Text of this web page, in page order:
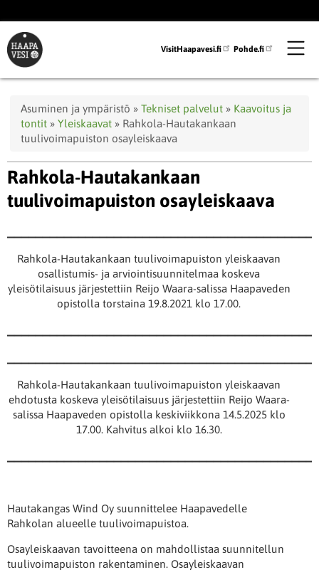
pääsisältöön
VisitHaapavesi.fi Pohde.fi
Murupolku
Asuminen ja ympäristö Tekniset palvelut
Kaavoitus ja
tontit
Yleiskaavat
Rahkola-Hautakankaan
tuulivoimapuiston osayleiskaava
Rahkola-Hautakankaan
tuulivoimapuiston osayleiskaava
Rahkola-Hautakankaan tuulivoimapuiston yleiskaavan
osallistumis- ja arviointisuunnitelmaa koskeva
yleisötilaisuus järjestettiin Reijo Waara-salissa Haapaveden
opistolla torstaina 19.8.2021 klo 17.00.
Rahkola-Hautakankaan tuulivoimapuiston yleiskaavan
ehdotusta koskeva yleisötilaisuus järjestettiin Reijo Waara-
salissa Haapaveden opistolla keskiviikkona 14.5.2025 klo
17.00. Kahvitus alkoi klo 16.30.
Hautakangas Wind Oy suunnittelee Haapavedelle
Rahkolan alueelle tuulivoimapuistoa.
Osayleiskaavan tavoitteena on mahdollistaa suunnitellun
tuulivoimapuiston rakentaminen. Osayleiskaavan